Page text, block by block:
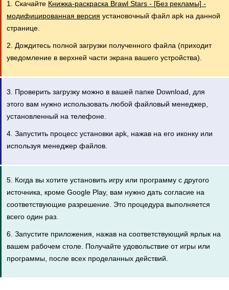
1. Скачайте Книжка-раскраска Brawl Stars - [Без рекламы] -
модифицированная версия установочный файл apk на данной
странице.
2. Дождитесь полной загрузки полученного файла (приходит
уведомление в верхней части экрана вашего устройства).
3. Проверить загрузку можно в вашей папке Download, для
этого вам нужно использовать любой файловый менеджер,
установленный на телефоне.
4. Запустить процесс установки apk, нажав на его иконку или
используя менеджер файлов.
5. Когда вы хотите установить игру или программу с другого
источника, кроме Google Play, вам нужно дать согласие на
соответствующие разрешение. Это процедура выполняется
всего один раз.
6. Запустите приложения, нажав на соответствующий ярлык на
вашем рабочем столе. Получайте удовольствие от игры или
программы, после всех проделанных действий.